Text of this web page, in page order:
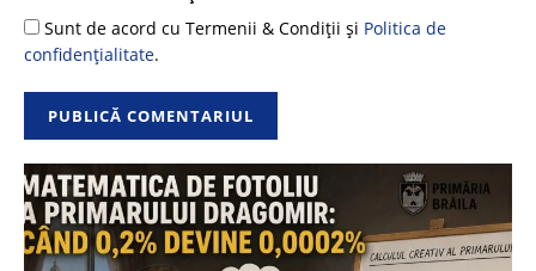
Sunt de acord cu Termenii & Condiții și Politica de
confidențialitate.